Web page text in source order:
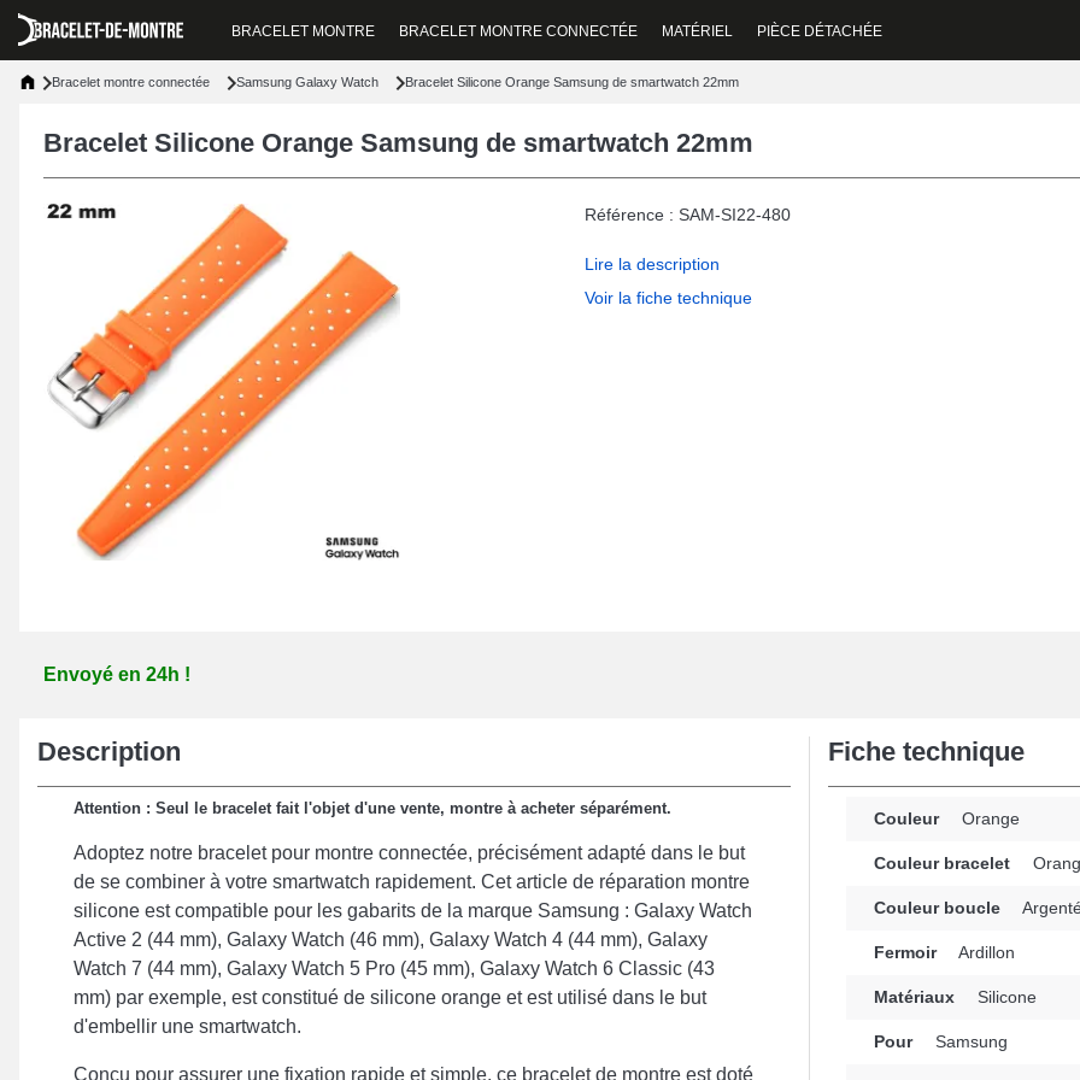
BRACELET MONTRE BRACELET MONTRE CONNECTÉE MATÉRIEL PIÈCE DÉTACHÉE
Bracelet montre connectée Samsung Galaxy Watch Bracelet Silicone Orange Samsung de smartwatch 22mm
Bracelet Silicone Orange Samsung de smartwatch 22mm
Référence : SAM-SI22-480
Lire la description
Voir la fiche technique
Envoyé en 24h !
Description
Attention : Seul le bracelet fait l'objet d'une vente, montre à acheter séparément.
Adoptez notre bracelet pour montre connectée, précisément adapté dans le but
de se combiner à votre smartwatch rapidement. Cet article de réparation montre
silicone est compatible pour les gabarits de la marque Samsung : Galaxy Watch
Active 2 (44 mm), Galaxy Watch (46 mm), Galaxy Watch 4 (44 mm), Galaxy
Watch 7 (44 mm), Galaxy Watch 5 Pro (45 mm), Galaxy Watch 6 Classic (43
mm) par exemple, est constitué de silicone orange et est utilisé dans le but
d'embellir une smartwatch.
Conçu pour assurer une fixation rapide et simple, ce bracelet de montre est doté
Fiche technique
Couleur Orange
Couleur bracelet
Couleur boucle
Fermoir Ardillon
Matériaux Silicone
Pour Samsung